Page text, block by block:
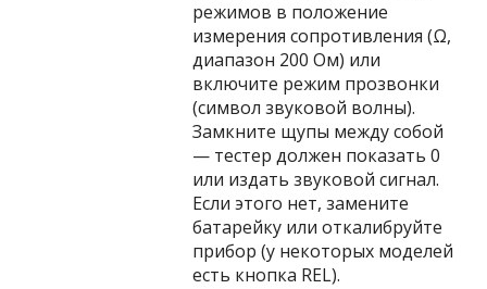
режимов в положение
измерения сопротивления (Ω,
диапазон 200 Ом) или
включите режим прозвонки
(символ звуковой волны).
Замкните щупы между собой
— тестер должен показать 0
или издать звуковой сигнал.
Если этого нет, замените
батарейку или откалибруйте
прибор (у некоторых моделей
есть кнопка REL).